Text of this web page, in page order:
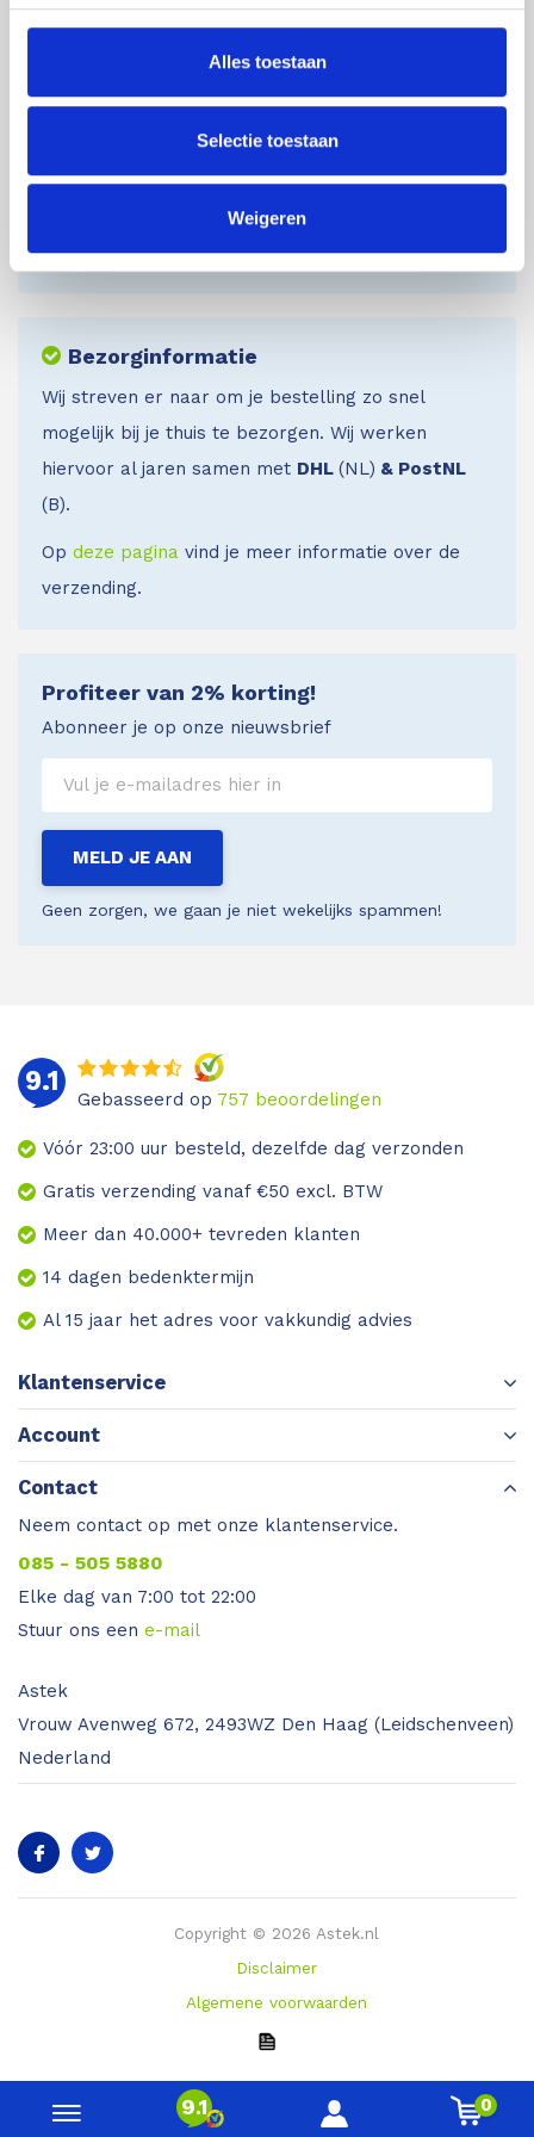
Alles toestaan
Selectie toestaan
Weigeren
9.1 0
Live chat
Chat met één van onze specialisten
Maandag t/m zondag tussen: 7:00 uur tot 22:00 uur
Wij zijn dus ook gewoon bereikbaar in het
weekend!
Bezorginformatie
Wij streven er naar om je bestelling zo snel
mogelijk bij je thuis te bezorgen. Wij werken
hiervoor al jaren samen met DHL (NL) & PostNL
(B).
Op deze pagina vind je meer informatie over de
verzending.
Profiteer van 2% korting!
Abonneer je op onze nieuwsbrief
Geen zorgen, we gaan je niet wekelijks spammen!
MELD JE AAN
9.1
Gebasseerd op 757 beoordelingen
Vóór 23:00 uur besteld, dezelfde dag verzonden
Gratis verzending vanaf €50 excl. BTW
Meer dan 40.000+ tevreden klanten
14 dagen bedenktermijn
Al 15 jaar het adres voor vakkundig advies
Klantenservice
Account
Contact
Neem contact op met onze klantenservice.
085 - 505 5880
Elke dag van 7:00 tot 22:00
Stuur ons een e-mail
Astek
Vrouw Avenweg 672, 2493WZ Den Haag (Leidschenveen)
Nederland
Copyright © 2026 Astek.nl
Disclaimer
Algemene voorwaarden